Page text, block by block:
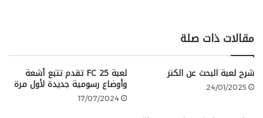
فتح هذه المهمة مباشرة عند زيارتك The Rose Room لأول
مرة، والتي يمكن العثور عليها في الجزء الشمالي الشرقي
من الخريطة. تقع The Rose Room غرب Monongah
مقالات ذات صلة
شرح لعبة البحث عن الكنز
24/01/2025
لعبة FC 25 تقدم تتبع أشعة
وأوضاع رسومية جديدة لأول مرة
17/07/2024